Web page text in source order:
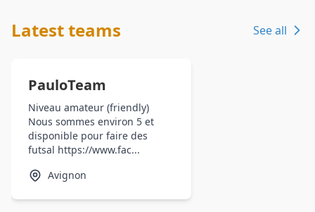
Latest teams See all
PauloTeam
Niveau amateur (friendly)
Nous sommes environ 5 et
disponible pour faire des
futsal https://www.fac...
Avignon